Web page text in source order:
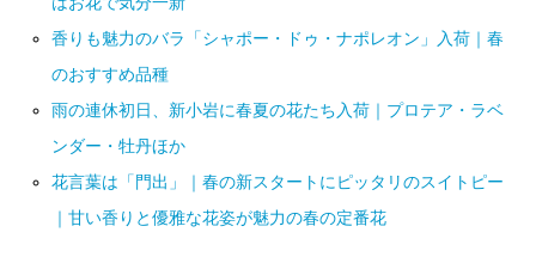
香りも魅力のバラ「シャポー・ドゥ・ナポレオン」入荷｜春
のおすすめ品種
雨の連休初日、新小岩に春夏の花たち入荷｜プロテア・ラベ
ンダー・牡丹ほか
花言葉は「門出」｜春の新スタートにピッタリのスイトピー
｜甘い香りと優雅な花姿が魅力の春の定番花